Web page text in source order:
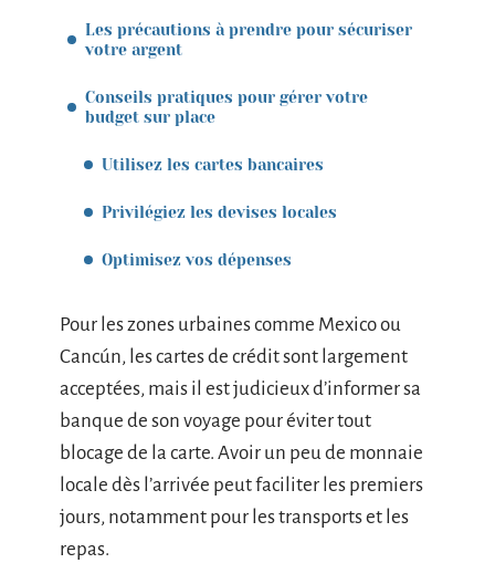
Les précautions à prendre pour sécuriser
votre argent
Conseils pratiques pour gérer votre
budget sur place
Utilisez les cartes bancaires
Privilégiez les devises locales
Optimisez vos dépenses
Pour les zones urbaines comme Mexico ou
Cancún, les cartes de crédit sont largement
acceptées, mais il est judicieux d’informer sa
banque de son voyage pour éviter tout
blocage de la carte. Avoir un peu de monnaie
locale dès l’arrivée peut faciliter les premiers
jours, notamment pour les transports et les
repas.